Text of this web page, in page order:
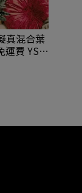
真混合葉
運費 YS-